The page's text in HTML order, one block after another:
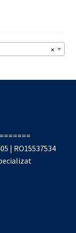
×
| RO15537534